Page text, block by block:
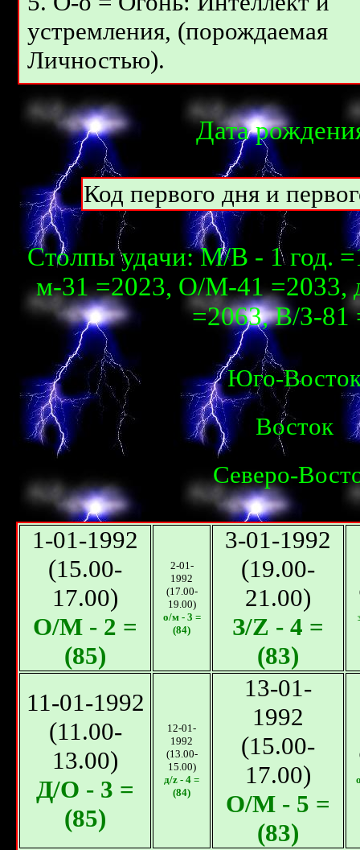
устремления, (порождаемая
Личностью).
Дата
Код первого дня и
Столпы удачи: М/В - 1 год.
м-31 =2023, О/М-41 =2033,
=2063, В/З-81
Юго-
Восток
Северо-
1-01-1992
(15.00-
17.00)
О/М - 2 =
(85)
2-01-
1992
(17.00-
19.00)
о/м - 3 =
(84)
3-01-1992
(19.00-
21.00)
З/Z - 4 =
(83)
11-01-1992
(11.00-
13.00)
Д/О - 3 =
(85)
12-01-
1992
(13.00-
15.00)
д/z - 4 =
(84)
13-01-
1992
(15.00-
17.00)
О/М - 5 =
(83)